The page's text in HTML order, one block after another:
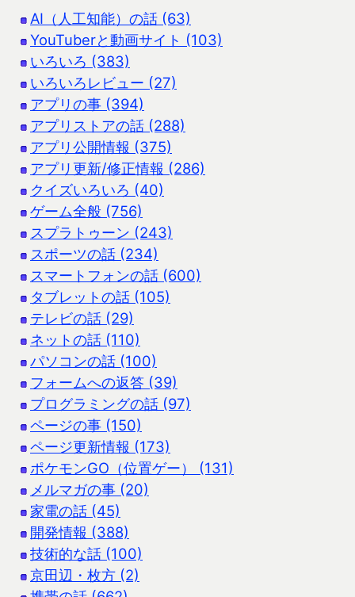
AI（人工知能）の話 (63)
YouTuberと動画サイト (103)
いろいろ (383)
いろいろレビュー (27)
アプリの事 (394)
アプリストアの話 (288)
アプリ公開情報 (375)
アプリ更新/修正情報 (286)
クイズいろいろ (40)
ゲーム全般 (756)
スプラトゥーン (243)
スポーツの話 (234)
スマートフォンの話 (600)
タブレットの話 (105)
テレビの話 (29)
ネットの話 (110)
パソコンの話 (100)
フォームへの返答 (39)
プログラミングの話 (97)
ページの事 (150)
ページ更新情報 (173)
ポケモンGO（位置ゲー） (131)
メルマガの事 (20)
家電の話 (45)
開発情報 (388)
技術的な話 (100)
京田辺・枚方 (2)